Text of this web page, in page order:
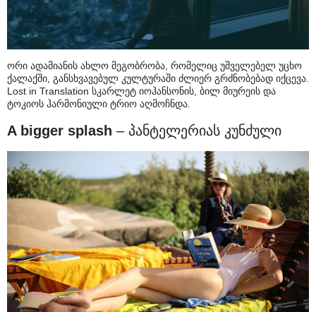
ორი ადამიანის ახლო მეგობრობა, რომელიც უშველებელ უცხო
ქალაქში, განსხვავებულ კულტურაში ძლიერ გრძნობებად იქცევა.
Lost in Translation სკარლეტ იოჰანსონის, ბილ მიურეის და
ტოკიოს ჰარმონიული ტრიო აღმოჩნდა.
A bigger splash – პანტელერიას კუნძული